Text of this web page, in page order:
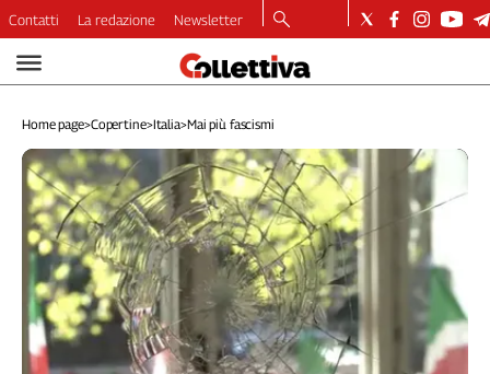
Video
Dirette
Longform
Copertine
Economia
Lavoro
Ambiente
Diritti
Welfare
Italia
Contatti La redazione Newsletter
Home page>Copertine>Italia>Mai più fascismi